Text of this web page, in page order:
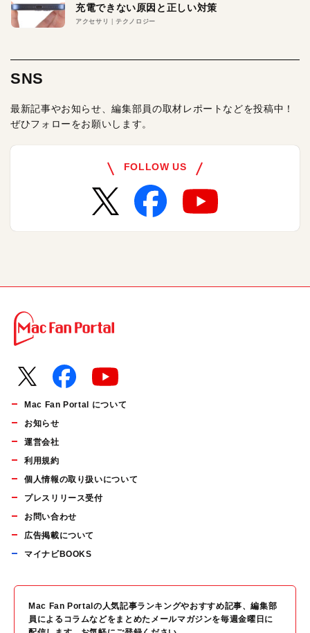
充電できない原因と正しい対策
アクセサリ テクノロジー
SNS
最新記事やお知らせ、編集部員の取材レポートなどを投稿中！
ぜひフォローをお願いします。
FOLLOW US
Mac Fan Portal について
お知らせ
運営会社
利用規約
個人情報の取り扱いについて
プレスリリース受付
お問い合わせ
広告掲載について
マイナビBOOKS
Mac Fan Portalの人気記事ランキングやおすすめ記事、編集部
員によるコラムなどをまとめたメールマガジンを毎週金曜日に